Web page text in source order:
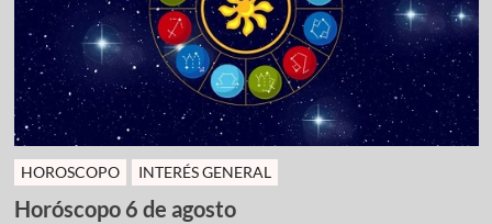
HOROSCOPO INTERÉS GENERAL
Horóscopo 6 de agosto